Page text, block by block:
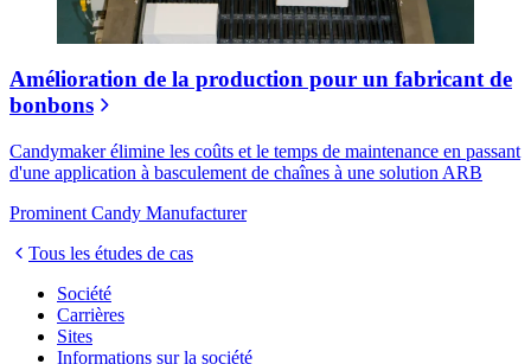
Amélioration de la production pour un fabricant de
bonbons
Candymaker élimine les coûts et le temps de maintenance en passant
d'une application à basculement de chaînes à une solution ARB
Prominent Candy Manufacturer
Tous les études de cas
Société
Carrières
Sites
Informations sur la société